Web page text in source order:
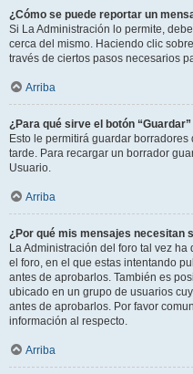
¿Cómo se puede reportar un
Si La Administración lo permite,
cerca del mismo. Haciendo clic
través de ciertos pasos necesarios
Arriba
¿Para qué sirve el botón
Esto le permitirá guardar
tarde. Para recargar un borrador
Usuario.
Arriba
¿Por qué mis mensajes necesitan
La Administración del foro tal vez
el foro, en el que estas intentando
antes de aprobarlos. También es
ubicado en un grupo de usuarios
antes de aprobarlos. Por favor
información al respecto.
Arriba